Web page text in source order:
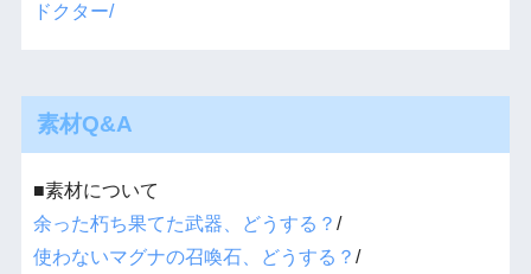
ドクター/
素材Q&A
■素材について
余った朽ち果てた武器、どうする？ /
使わないマグナの召喚石、どうする？ /